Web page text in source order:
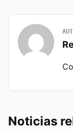
Noticias